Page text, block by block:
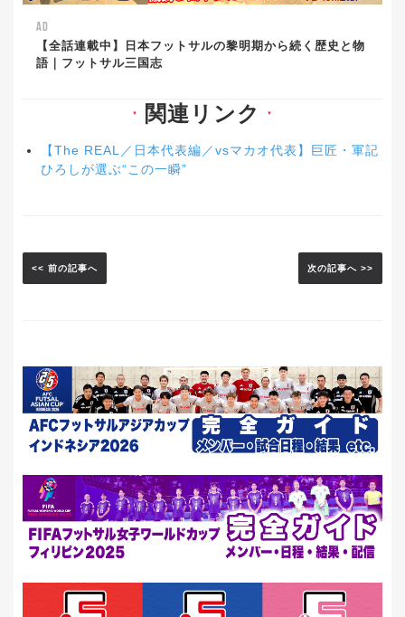
AD
【全話連載中】日本フットサルの黎明期から続く歴史と物
語｜フットサル三国志
▼ 関連リンク ▼
【The REAL／日本代表編／vsマカオ代表】巨匠・軍記
ひろしが選ぶ“この一瞬”
<< 前の記事へ 次の記事へ >>